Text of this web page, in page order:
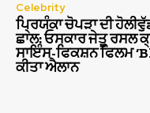
Celebrity
ਪ੍ਰਿਯੰਕਾ ਚੋਪੜਾ ਦੀ
ਛਾਲ: ਓਸਕਾਰ ਜੇਤੂ ਰਸਲ
ਸਾਇੰਸ-ਫਿਕਸ਼ਨ ਫਿਲਮ
ਕੀਤਾ ਐਲਾਨ